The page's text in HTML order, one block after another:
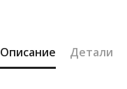
Описание Детали